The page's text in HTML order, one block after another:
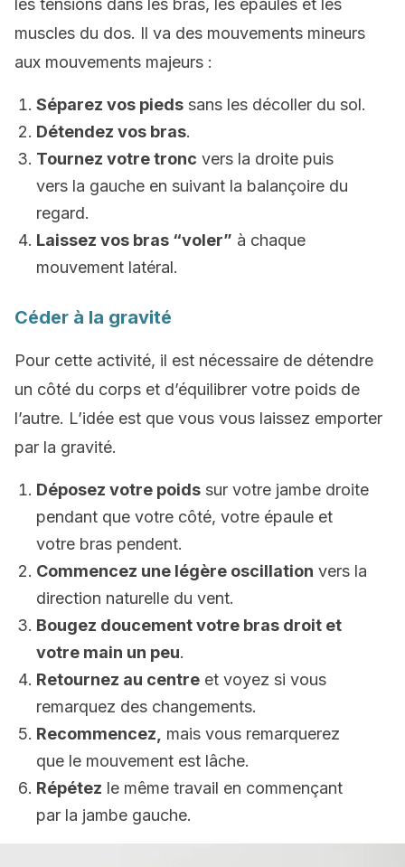
les tensions dans les bras, les épaules et les
muscles du dos. Il va des mouvements mineurs
aux mouvements majeurs :
Séparez vos pieds sans les décoller du sol.
Détendez vos bras.
Tournez votre tronc vers la droite puis
vers la gauche en suivant la balançoire du
regard.
Laissez vos bras “voler” à chaque
mouvement latéral.
Céder à la gravité
Pour cette activité, il est nécessaire de détendre
un côté du corps et d’équilibrer votre poids de
l’autre. L’idée est que vous vous laissez emporter
par la gravité.
Déposez votre poids sur votre jambe droite
pendant que votre côté, votre épaule et
votre bras pendent.
Commencez une légère oscillation vers la
direction naturelle du vent.
Bougez doucement votre bras droit et
votre main un peu.
Retournez au centre et voyez si vous
remarquez des changements.
Recommencez,
mais vous remarquerez
que le mouvement est lâche.
Répétez le même travail en commençant
par la jambe gauche.